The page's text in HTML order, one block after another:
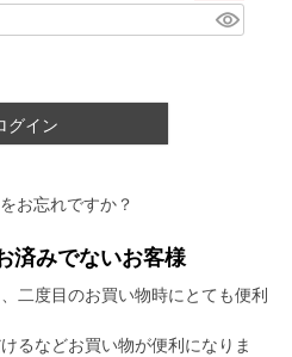
(必須)
グイン
お忘れですか？
済みでないお客様
二度目のお買い物時にとても便利
るなどお買い物が便利になりま